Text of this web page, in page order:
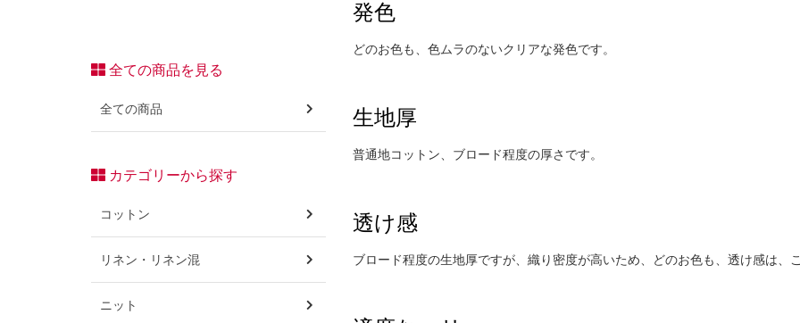
発色
どのお色も、色ムラのないクリアな発色です。
生地厚
普通地コットン、ブロード程度の厚さです。
透け感
ブロード程度の生地厚ですが、織り密度が高いため、どのお色も、透け感は、
全ての商品を見る
全ての商品
カテゴリーから探す
コットン
リネン・リネン混
ニット